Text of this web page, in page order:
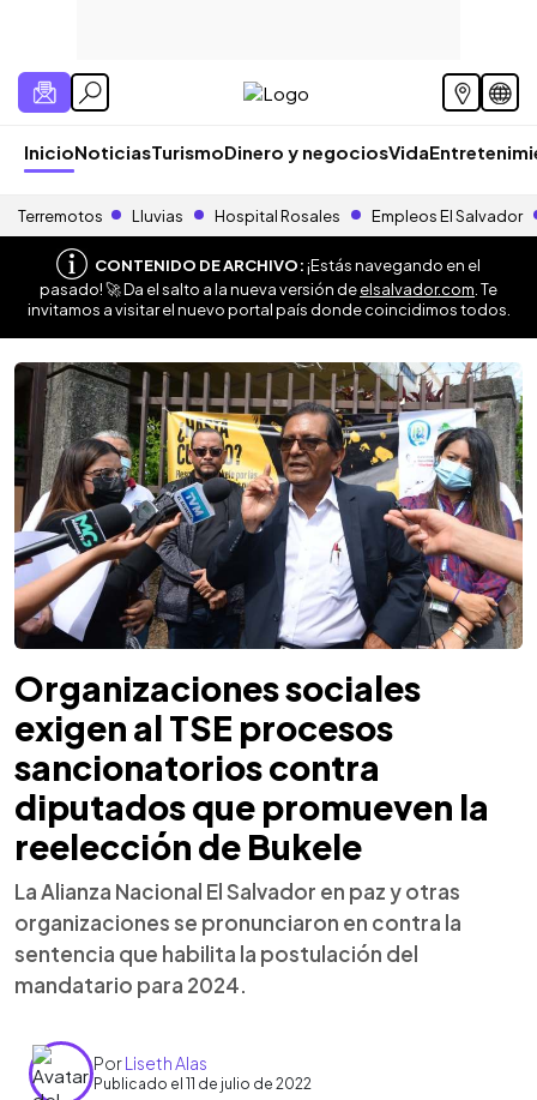
InicioNoticiasTurismoDinero y negociosVida
Terremotos Lluvias Hospital Rosales Empleos El Salvador
CONTENIDO DE ARCHIVO:¡Estás navegando en el
pasado! 🚀 Da el salto a la nueva versión deelsalvador.com . Te
invitamos a visitar el nuevo portal país donde coincidimos todos.
Organizaciones sociales
exigen al TSE procesos
sancionatorios contra
diputados que promueven la
reelección de Bukele
La Alianza Nacional El Salvador en paz y otras
organizaciones se pronunciaron en contra la
sentencia que habilita la postulación del
mandatario para 2024.
PorLiseth Alas
Publicado el 11 de julio de 2022